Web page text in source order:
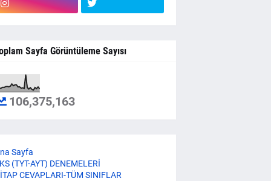
Sayfa Görüntüleme Sayısı
106,375,163
Sayfa
(TYT-AYT) DENEMELERİ
CEVAPLARI-TÜM SINIFLAR